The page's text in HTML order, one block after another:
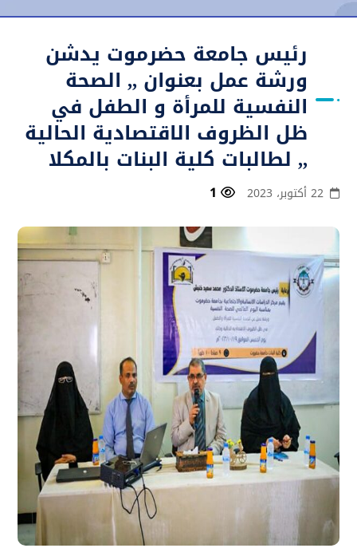
رئيس جامعة حضرموت يدشن
ورشة عمل بعنوان ,, الصحة
النفسية للمرأة و الطفل في
ظل الظروف الاقتصادية الحالية
,, لطالبات كلية البنات بالمكلا
22 أكتوبر، 2023